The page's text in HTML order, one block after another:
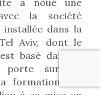
la société
dans la
Aviv, dont le
basé dans la
porte sur un
formation aux